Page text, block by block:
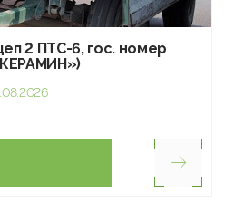
2 ПТС-6, гос. номер